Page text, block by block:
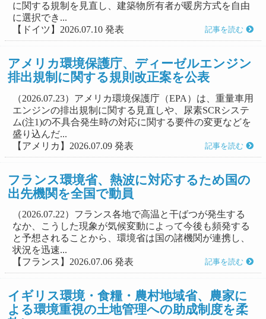
に関する規制を見直し、建築物所有者が暖房方式を自由
に選択でき...
【ドイツ】2026.07.10 発表
記事を読む
アメリカ環境保護庁、ディーゼルエンジン
排出規制に関する規則改正案を公表
（2026.07.23）アメリカ環境保護庁（EPA）は、重量車用
エンジンの排出規制に関する見直しや、尿素SCRシステ
ム(注1)の不具合発生時の対応に関する要件の変更などを
盛り込んだ...
【アメリカ】2026.07.09 発表
記事を読む
フランス環境省、熱波に対応するため国の
出先機関を全国で動員
（2026.07.22）フランス各地で高温と干ばつが発生する
なか、こうした現象が気候変動によって今後も頻発する
と予想されることから、環境省は国の諸機関が連携し、
状況を迅速...
【フランス】2026.07.06 発表
記事を読む
イギリス環境・食糧・農村地域省、農家に
よる環境重視の土地管理への助成制度を柔